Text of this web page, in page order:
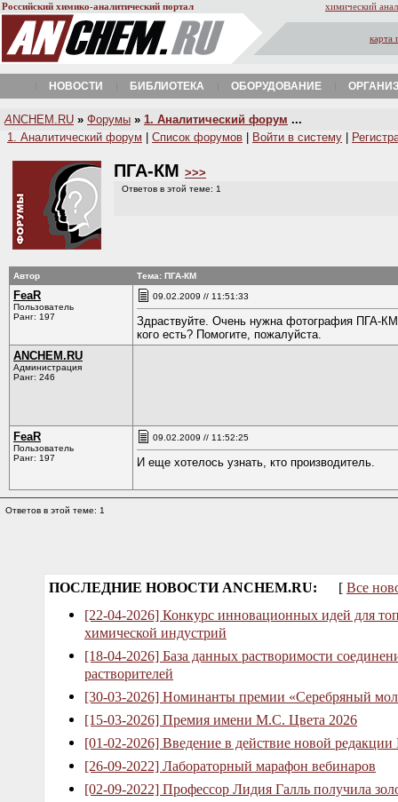
Российский химико-аналитический портал химический
карта
НОВОСТИ БИБЛИОТЕКА ОБОРУДОВАНИЕ
A NCHEM.RU » Форумы » 1. Аналитический форум ...
1. Аналитический форум
Список форумов Войти в систему
ПГА-КМ >>>
Ответов в этой теме: 1
Автор Тема: ПГА-КМ
FeaR
Пользователь
Ранг: 197
09.02.2009 // 11:51:33
Здраствуйте. Очень нужна фотография ПГА-
кого есть? Помогите, пожалуйста.
ANCHEM.RU
Администрация
Ранг: 246
FeaR
Пользователь
Ранг: 197
09.02.2009 // 11:52:25
И еще хотелось узнать, кто производитель.
Ответов в этой теме: 1
ПОСЛЕДНИЕ НОВОСТИ ANCHEM.RU: [ Все
[22-04-2026] Конкурс инновационных идей для
химической индустрий
[18-04-2026] База данных растворимости
растворителей
[30-03-2026] Номинанты премии «Серебряный
[15-03-2026] Премия имени М.С. Цвета 2026
[01-02-2026] Введение в действие новой
[26-09-2022] Лабораторный марафон вебинаров
[02-09-2022] Профессор Лидия Галль получила